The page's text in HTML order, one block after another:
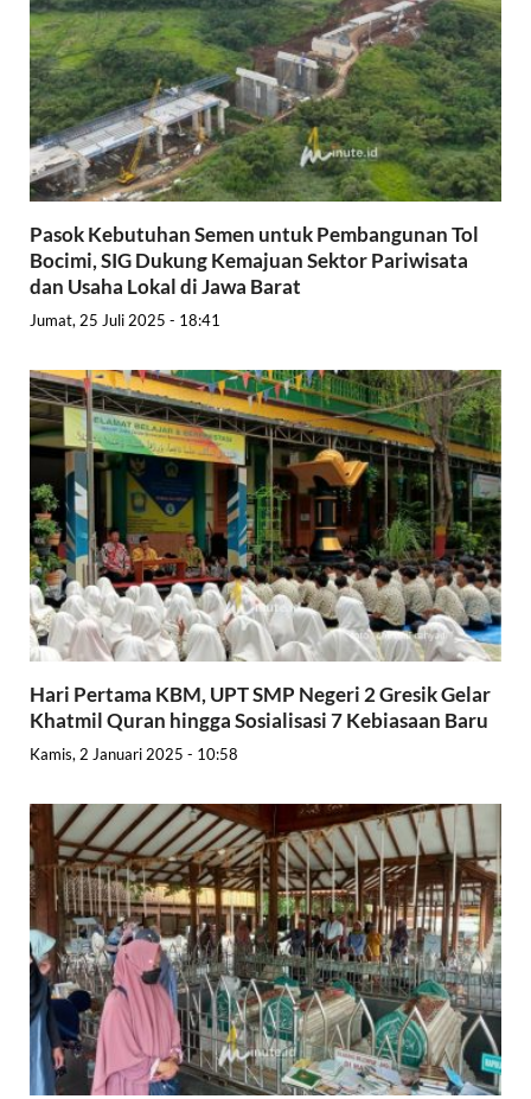
Pasok Kebutuhan Semen untuk Pembangunan Tol
Bocimi, SIG Dukung Kemajuan Sektor Pariwisata
dan Usaha Lokal di Jawa Barat
Jumat, 25 Juli 2025 - 18:41
Hari Pertama KBM, UPT SMP Negeri 2 Gresik Gelar
Khatmil Quran hingga Sosialisasi 7 Kebiasaan Baru
Kamis, 2 Januari 2025 - 10:58